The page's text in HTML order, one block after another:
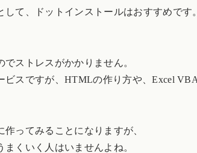
て、ドットインストールはおすすめです。
ストレスがかかりません。
ビスですが、HTMLの作り方や、Excel
ってみることになりますが、
くいく人はいませんよね。